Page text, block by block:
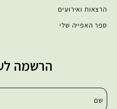
הרצאות ואירועים
ספר האפייה שלי
הרשמה